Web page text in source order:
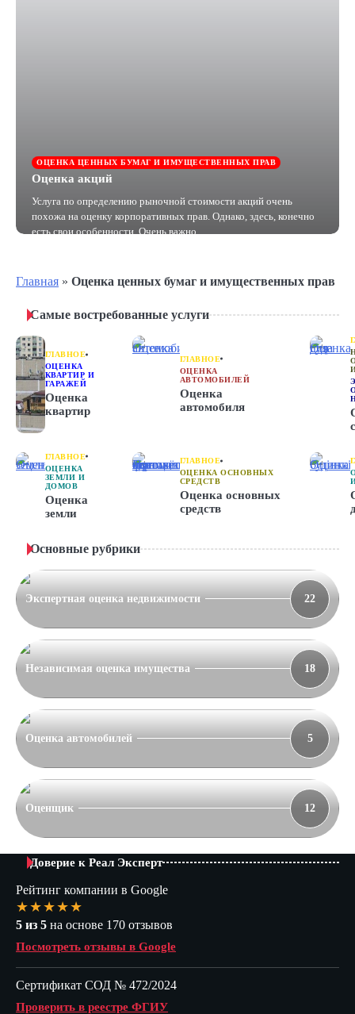
ОЦЕНКА ЦЕННЫХ БУМАГ И ИМУЩЕСТВЕННЫХ ПРАВ
Оценка акций
Услуга по определению рыночной стоимости акций очень
похожа на оценку корпоративных прав. Однако, здесь, конечно
есть свои особенности. Очень важно,…
Главная » Оценка ценных бумаг и имущественных прав
Самые востребованные услуги
ГЛАВНОЕ
ОЦЕНКА
КВАРТИР И
ГАРАЖЕЙ
Оценка
квартир
ГЛАВНОЕ
ОЦЕНКА
АВТОМОБИЛЕЙ
Оценка
автомобиля
ГЛАВНОЕ
ОЦЕНКА
ЗЕМЛИ И
ДОМОВ
Оценка
земли
ГЛАВНОЕ
ОЦЕНКА ОСНОВНЫХ
СРЕДСТВ
Оценка основных
средств
Основные рубрики
Экспертная оценка недвижимости 22
Независимая оценка имущества 18
Оценка автомобилей 5
Оценщик 12
Доверие к Реал Эксперт
Рейтинг компании в Google
★★★★★
5 из 5 на основе 170 отзывов
Посмотреть отзывы в Google
Сертификат СОД № 472/2024
Проверить в реестре ФГИУ